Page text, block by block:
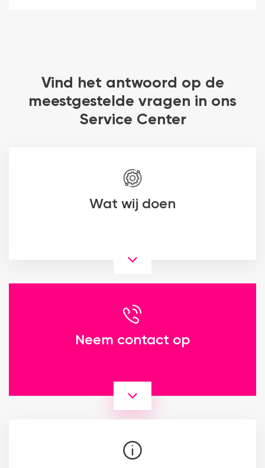
Vind het antwoord op de
meestgestelde vragen in ons
Service Center
Wat wij doen
Neem contact op